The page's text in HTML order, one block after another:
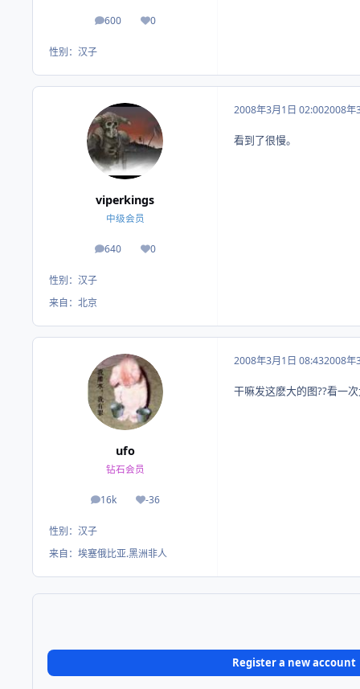
600
帖子 0
荣誉积分
性别： 汉子
viperkings
中级会员
640
帖子 0
荣誉积分
性别： 汉子
来自： 北京
2008年3月1日 02:002008年
看到了很慢。
ufo
钻石会员
16k
帖子 -36
荣誉积分
性别： 汉子
来自： 埃塞俄比亚.黑洲非人
2008年3月1日 08:432008年
干嘛发这麽大的图??看一
Register a new account